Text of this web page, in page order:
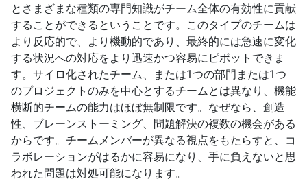
とさまざまな種類の専門知識がチーム全体の有効性に貢献
することができるということです。このタイプのチームは
より反応的で、より機動的であり、最終的には急速に変化
する状況への対応をより迅速かつ容易にピボットできま
す。サイロ化されたチーム、または1つの部門または1つ
のプロジェクトのみを中心とするチームとは異なり、機能
横断的チームの能力はほぼ無制限です。なぜなら、創造
性、ブレーンストーミング、問題解決の複数の機会がある
からです。チームメンバーが異なる視点をもたらすと、コ
ラボレーションがはるかに容易になり、手に負えないと思
われた問題は対処可能になります。